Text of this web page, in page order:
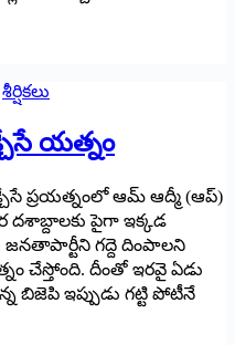
శీర్షికలు
యత్నం
ప్రయత్నంలో ఆమ్‌ ఆద్మీ (ఆప్‌)
దశాబ్దాలకు పైగా ఇక్కడ
గద్దె దింపాలని
చేస్తోంది. దీంతో ఇరవై ఏడు
బిజెపి ఇప్పుడు గట్టి పోటీనే